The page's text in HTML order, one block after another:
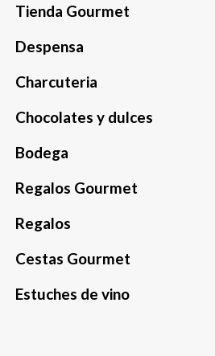
Tienda Gourmet
Despensa
Charcuteria
Chocolates y dulces
Bodega
Regalos Gourmet
Regalos
Cestas Gourmet
Estuches de vino